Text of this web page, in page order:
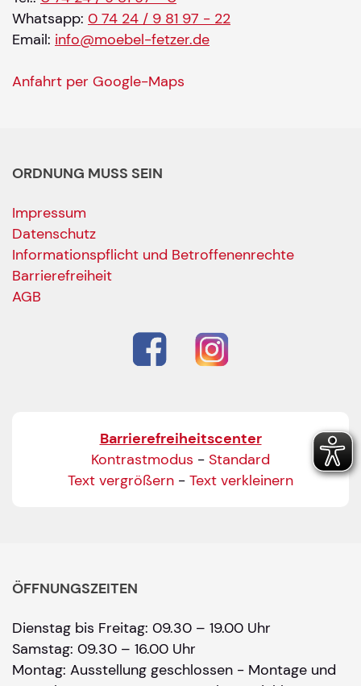
Whatsapp: 0 74 24 / 9 81 97 - 22
Email: info@moebel-fetzer.de
Anfahrt per Google-Maps
ORDNUNG MUSS SEIN
Impressum
Datenschutz
Informationspflicht und Betroffenenrechte
Barrierefreiheit
AGB
Barrierefreiheitscenter
Kontrastmodus - Standard
Text vergrößern - Text verkleinern
ÖFFNUNGSZEITEN
Dienstag bis Freitag: 09.30 – 19.00 Uhr
Samstag: 09.30 – 16.00 Uhr
Montag: Ausstellung geschlossen - Montage und